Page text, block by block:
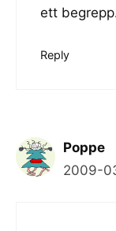
ett
Reply
Poppe
2009-